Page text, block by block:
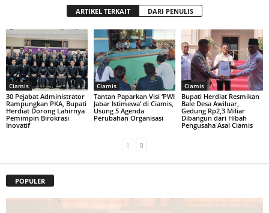
ARTIKEL TERKAIT DARI PENULIS
Ciamis
30 Pejabat Administrator
Rampungkan PKA, Bupati
Herdiat Dorong Lahirnya
Pemimpin Birokrasi
Inovatif
Ciamis
Tantan Paparkan Visi ‘PWI
Jabar Istimewa’ di Ciamis,
Usung 5 Agenda
Perubahan Organisasi
Ciamis
Bupati Herdiat Resmikan
Bale Desa Awiluar,
Gedung Rp2,3 Miliar
Dibangun dari Hibah
Pengusaha Asal Ciamis
POPULER